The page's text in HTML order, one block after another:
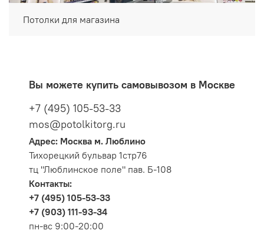
Потолки для магазина
Вы можете купить самовывозом в Москве
+7 (495) 105-53-33
mos@potolkitorg.ru
Адрес: Москва м. Люблино
Тихорецкий бульвар 1стр76
тц "Люблинское поле" пав. Б-108
Контакты:
+7 (495) 105-53-33
+7 (903) 111-93-34
пн-вс 9:00-20:00